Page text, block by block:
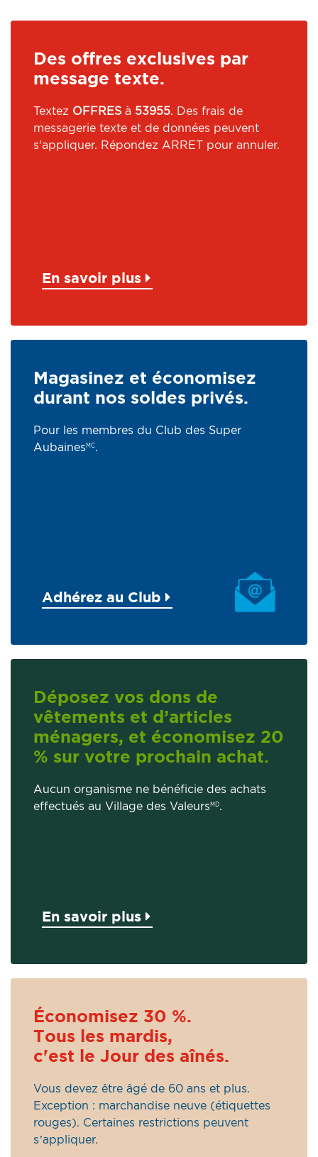
Des offres exclusives par
message texte.
Textez OFFRES à 53955. Des frais de
messagerie texte et de données peuvent
s'appliquer. Répondez ARRET pour annuler.
En savoir plus
Magasinez et économisez
durant nos soldes privés.
Pour les membres du Club des Super
Aubaines MC.
Adhérez au Club
Déposez vos dons de
vêtements et d’articles
ménagers, et économisez 20
% sur votre prochain achat.
Aucun organisme ne bénéficie des achats
effectués au Village des Valeurs MD.
En savoir plus
Économisez 30 %.
Tous les mardis,
c'est le Jour des aînés.
Vous devez être âgé de 60 ans et plus.
Exception : marchandise neuve (étiquettes
rouges). Certaines restrictions peuvent
s’appliquer.